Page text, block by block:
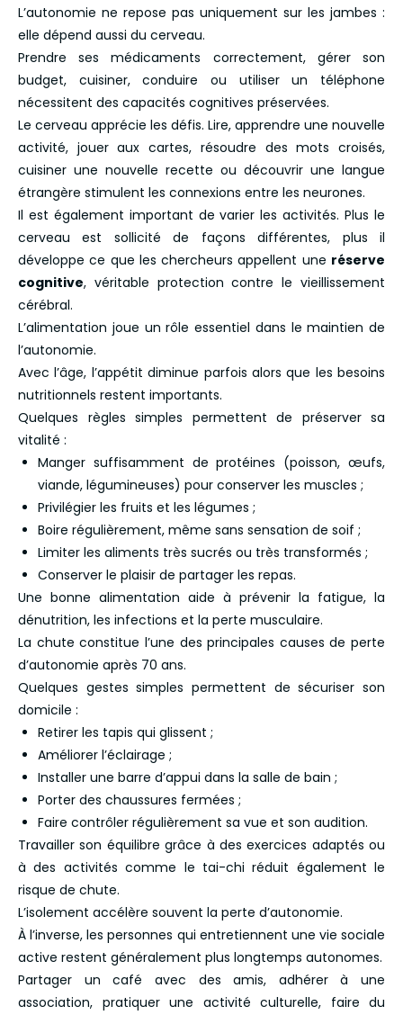
L’autonomie ne repose pas uniquement sur les jambes :
elle dépend aussi du cerveau.
Prendre ses médicaments correctement, gérer son
budget, cuisiner, conduire ou utiliser un téléphone
nécessitent des capacités cognitives préservées.
Le cerveau apprécie les défis. Lire, apprendre une nouvelle
activité, jouer aux cartes, résoudre des mots croisés,
cuisiner une nouvelle recette ou découvrir une langue
étrangère stimulent les connexions entre les neurones.
Il est également important de varier les activités. Plus le
cerveau est sollicité de façons différentes, plus il
développe ce que les chercheurs appellent une réserve
cognitive, véritable protection contre le vieillissement
cérébral.
L’alimentation joue un rôle essentiel dans le maintien de
l’autonomie.
Avec l’âge, l’appétit diminue parfois alors que les besoins
nutritionnels restent importants.
Quelques règles simples permettent de préserver sa
vitalité :
Manger suffisamment de protéines (poisson, œufs,
viande, légumineuses) pour conserver les muscles ;
Privilégier les fruits et les légumes ;
Boire régulièrement, même sans sensation de soif ;
Limiter les aliments très sucrés ou très transformés ;
Conserver le plaisir de partager les repas.
Une bonne alimentation aide à prévenir la fatigue, la
dénutrition, les infections et la perte musculaire.
La chute constitue l’une des principales causes de perte
d’autonomie après 70 ans.
Quelques gestes simples permettent de sécuriser son
domicile :
Retirer les tapis qui glissent ;
Améliorer l’éclairage ;
Installer une barre d’appui dans la salle de bain ;
Porter des chaussures fermées ;
Faire contrôler régulièrement sa vue et son audition.
Travailler son équilibre grâce à des exercices adaptés ou
à des activités comme le tai-chi réduit également le
risque de chute.
L’isolement accélère souvent la perte d’autonomie.
À l’inverse, les personnes qui entretiennent une vie sociale
active restent généralement plus longtemps autonomes.
Partager un café avec des amis, adhérer à une
association, pratiquer une activité culturelle, faire du